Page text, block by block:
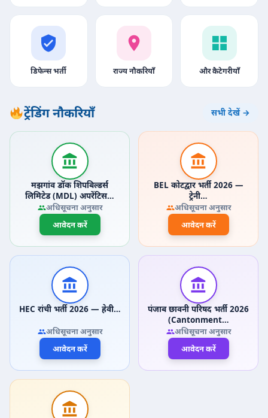
डिफेन्स भर्ती राज्य नौकरियाँ और कैटेगरीयाँ
ट्रेंडिंग नौकरियाँ सभी देखें →
मझगांव डॉक शिपबिल्डर्स
लिमिटेड (MDL) अपरेंटिस…
अधिसूचना अनुसार
आवेदन करें
BEL कोटद्वार भर्ती 2026 —
ट्रेनी…
अधिसूचना अनुसार
आवेदन करें
HEC रांची भर्ती 2026 — हेवी…
अधिसूचना अनुसार
आवेदन करें
पंजाब छावनी परिषद भर्ती 2026
(Cantonment…
अधिसूचना अनुसार
आवेदन करें